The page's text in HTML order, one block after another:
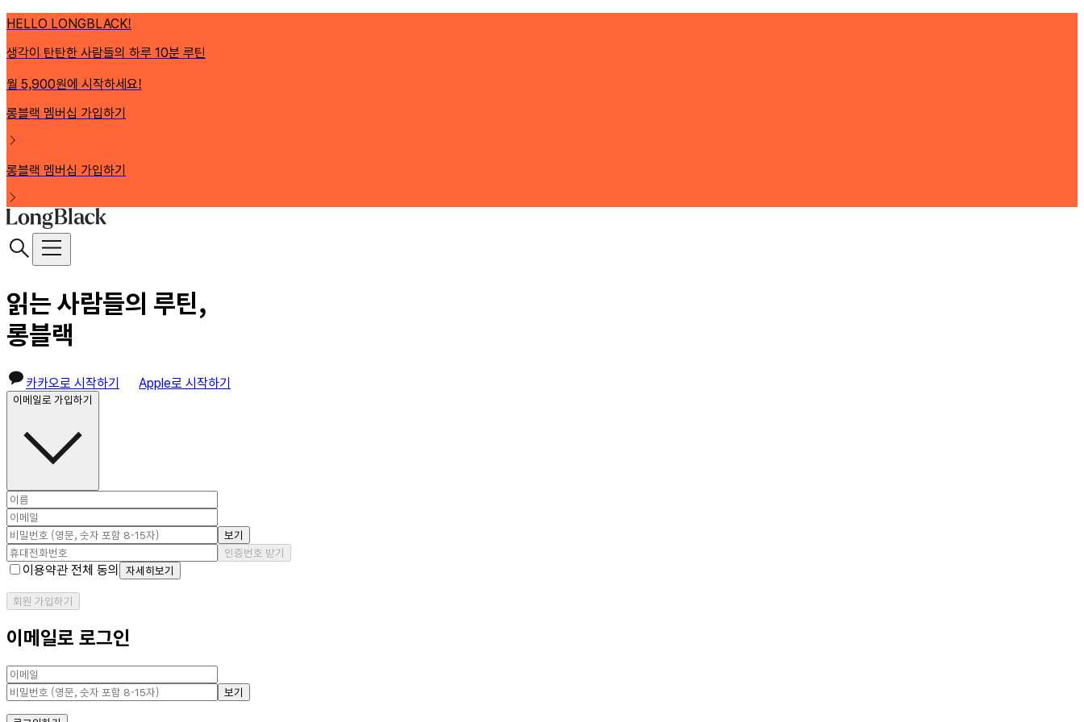
HELLO LONGBLACK!
생각이 탄탄한 사람들의 하루 10분 루틴
월 5,900원에 시작하세요!
롱블랙 멤버십 가입하기
롱블랙 멤버십 가입하기
읽는 사람들의 루틴,
롱블랙
카카오로 시작하기 Apple로 시작하기
이메일로 가입하기
보기
인증번호 받기
이용약관 전체 동의 자세히보기
회원 가입하기
이메일로 로그인
보기